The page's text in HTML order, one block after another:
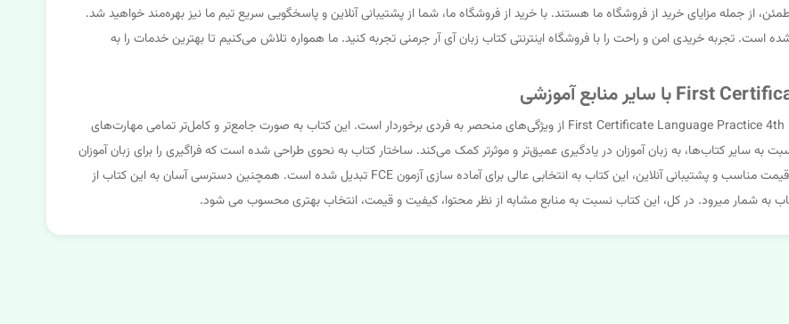
از جمله مزایای خرید از فروشگاه ما هستند. با خرید از فروشگاه ما، شما از پشتیبانی آنلاین و پاسخگویی سریع تیم ما نیز بهره‌مند خواهید شد.
است. تجربه خریدی امن و راحت را با فروشگاه اینترنتی کتاب زبان آی آر جرمنی تجربه کنید. ما همواره تلاش می‌کنیم تا بهترین خدمات را به
در مقایسه با سایر منابع آموزشی آماده‌سازی آزمون FCE، کتاب First Certificate Language Practice 4th Edition از ویژگی‌های منحصر به فردی برخوردار است. این کتاب به صورت جامع‌تر و کامل‌تر تمامی مهارت‌های
به سایر کتاب‌ها، به زبان آموزان در یادگیری عمیق‌تر و موثرتر کمک می‌کند. ساختار کتاب به نحوی طراحی شده است که فراگیری را برای زبان آموزان
ساده تر و جذاب تر می کند. در نهایت، با توجه به کیفیت بالای مطالب، قیمت مناسب و پشتیبانی آنلاین، این کتاب به انتخابی عالی برای آماده سازی آزمون FCE تبدیل شده است. همچنین دسترسی آسان به این کتاب از
به شمار میرود. در کل، این کتاب نسبت به منابع مشابه از نظر محتوا، کیفیت و قیمت، انتخاب بهتری محسوب می شود.